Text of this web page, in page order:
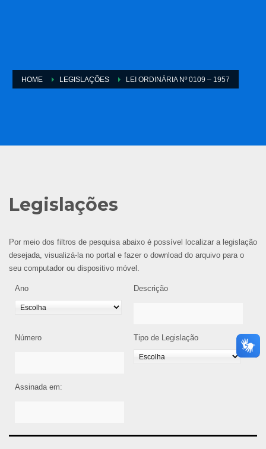
HOME LEGISLAÇÕES LEI ORDINÁRIA Nº 0109 – 1957
Legislações
Por meio dos filtros de pesquisa abaixo é possível localizar a legislação
desejada, visualizá-la no portal e fazer o download do arquivo para o
seu computador ou dispositivo móvel.
Ano Descrição
Número Tipo de Legislação
Assinada em: